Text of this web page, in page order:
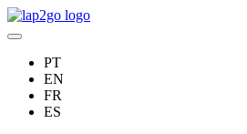
PT
EN
FR
ES